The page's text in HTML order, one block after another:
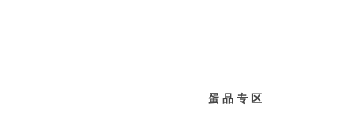
蛋 品 专 区